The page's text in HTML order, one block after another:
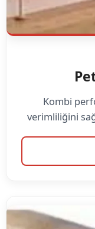
Kombi
verimliliğini